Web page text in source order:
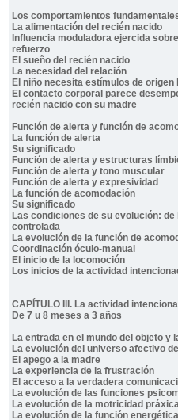
Los comportamientos
La alimentación del recién nacido
Influencia moduladora ejercida
refuerzo
El sueño del recién nacido
La necesidad del relación
El niño necesita estímulos de
El contacto corporal parece
recién nacido con su madre
Función de alerta y función de
La función de alerta
Su significado
Función de alerta y estructuras
Función de alerta y tono muscular
Función de alerta y expresividad
La función de acomodación
Su significado
Las condiciones de su evolución:
controlada
La evolución de la función de
Coordinación óculo-manual
El inicio de la locomoción
Los inicios de la actividad
CAPÍTULO III. La actividad
De 7 u 8 meses a 3 años
La entrada en el mundo del objeto y
La evolución del universo afectivo
El apego a la madre
La experiencia de la frustración
El acceso a la verdadera
La evolución de las funciones
La evolución de la motricidad
La evolución de la función energética